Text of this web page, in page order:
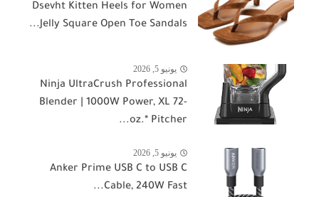
Dsevht Kitten Heels for Women
Jelly Square Open Toe Sandals...
يونيو 5, 2026
Ninja UltraCrush Professional
Blender | 1000W Power, XL 72-
oz.* Pitcher...
يونيو 5, 2026
Anker Prime USB C to USB C
Cable, 240W Fast...